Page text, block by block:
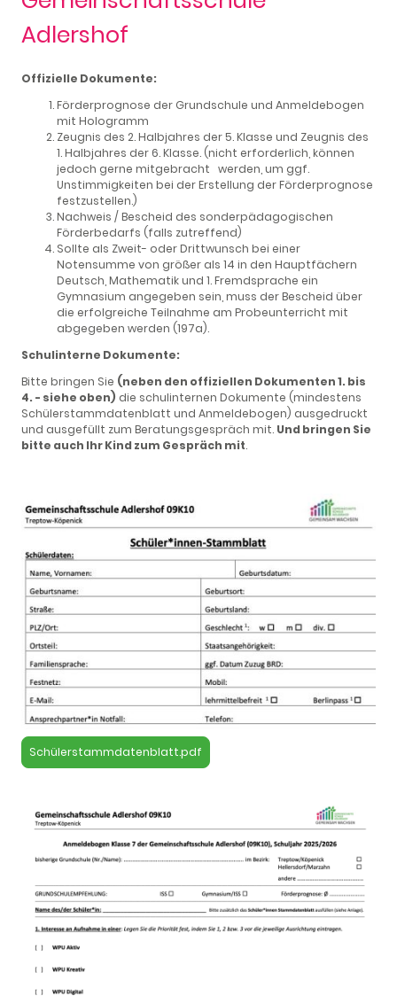
Adlershof
Offizielle Dokumente:
Förderprognose der Grundschule und Anmeldebogen
mit Hologramm
Zeugnis des 2. Halbjahres der 5. Klasse und Zeugnis des
1. Halbjahres der 6. Klasse. (nicht erforderlich, können
jedoch gerne mitgebracht werden, um ggf.
Unstimmigkeiten bei der Erstellung der Förderprognose
festzustellen.)
Nachweis / Bescheid des sonderpädagogischen
Förderbedarfs (falls zutreffend)
Sollte als Zweit- oder Drittwunsch bei einer
Notensumme von größer als 14 in den Hauptfächern
Deutsch, Mathematik und 1. Fremdsprache ein
Gymnasium angegeben sein, muss der Bescheid über
die erfolgreiche Teilnahme am Probeunterricht mit
abgegeben werden (197a).
Schulinterne Dokumente:
Bitte bringen Sie (neben den offiziellen Dokumenten 1. bis
4. - siehe oben) die schulinternen Dokumente (mindestens
Schülerstammdatenblatt und Anmeldebogen) ausgedruckt
und ausgefüllt zum Beratungsgespräch mit. Und bringen Sie
bitte auch Ihr Kind zum Gespräch mit.
Schülerstammdatenblatt.pdf